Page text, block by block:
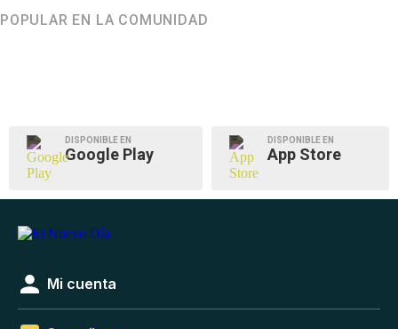
POPULAR EN LA COMUNIDAD
DISPONIBLE EN
Google Play
DISPONIBLE EN
App Store
Mi cuenta